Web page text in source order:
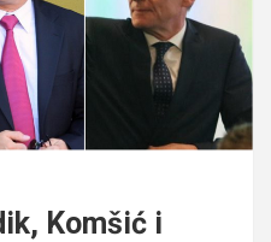
Komšić i